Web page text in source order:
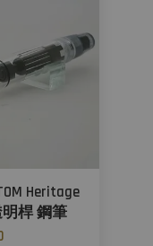
Heritage
明桿 鋼筆